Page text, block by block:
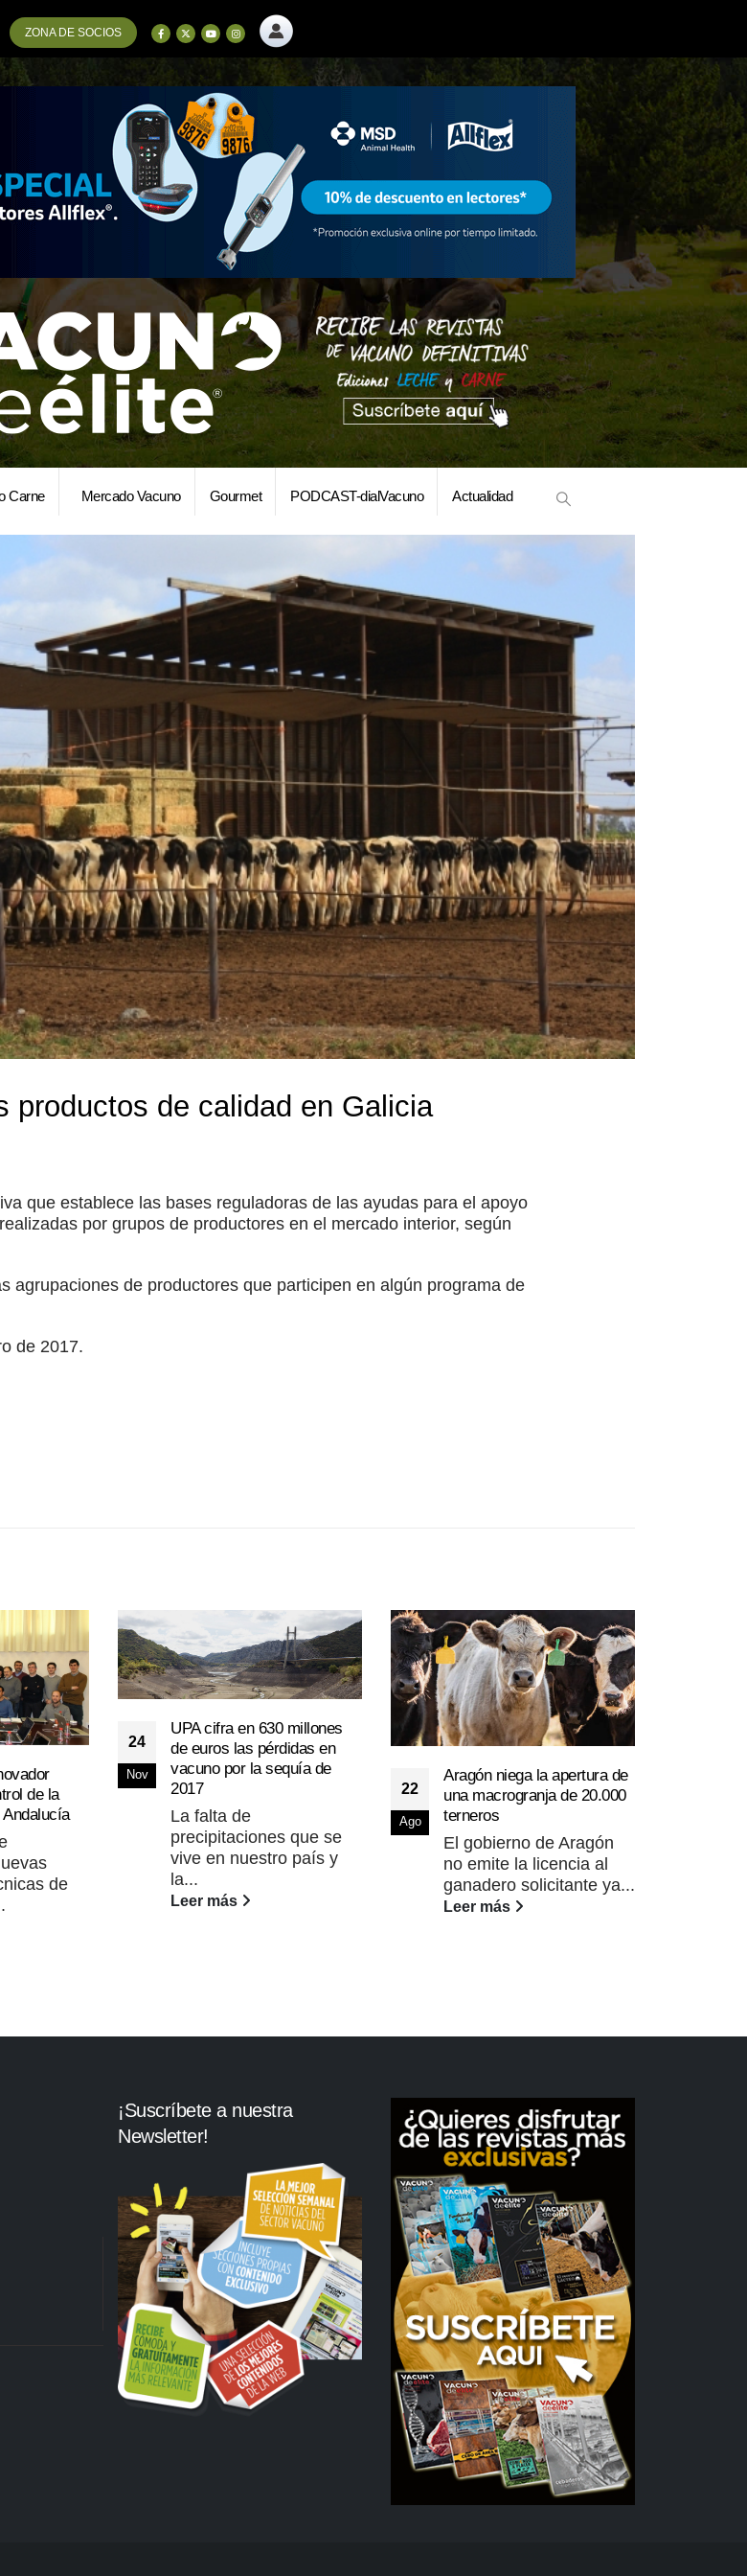
ZONA DE SOCIOS
Carne Mercado Vacuno Gourmet PODCAST-dialVacuno Actualidad
productos de calidad en Galicia
que establece las bases reguladoras de las ayudas para el apoyo
por grupos de productores en el mercado interior, según
agrupaciones de productores que participen en algún programa de
de 2017.
de la
de
24
Nov
UPA cifra en 630 millones
de euros las pérdidas en
vacuno por la sequía de
2017
La falta de
precipitaciones que se
vive en nuestro país y
la...
Leer más
22
Ago
Aragón niega la apertura de
una macrogranja de 20.000
terneros
El gobierno de Aragón
no emite la licencia al
ganadero solicitante ya...
Leer más
¡Suscríbete a nuestra
Newsletter!